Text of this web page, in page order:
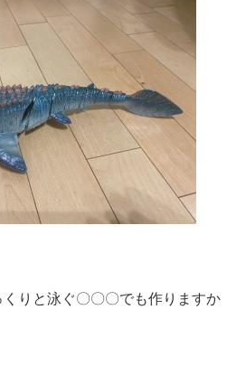
りと泳ぐ〇〇〇でも作りますか